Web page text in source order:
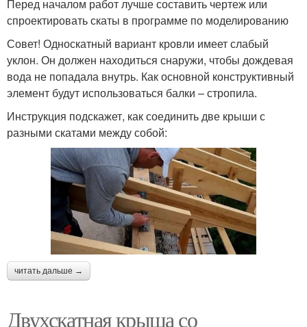
Перед началом работ лучше составить чертеж или
спроектировать скаты в программе по моделированию
Совет! Односкатный вариант кровли имеет слабый
уклон. Он должен находиться снаружи, чтобы дождевая
вода не попадала внутрь. Как основной конструктивный
элемент будут использоваться балки – стропила.
Инструкция подскажет, как соединить две крыши с
разными скатами между собой:
читать дальше →
Двухскатная крыша со